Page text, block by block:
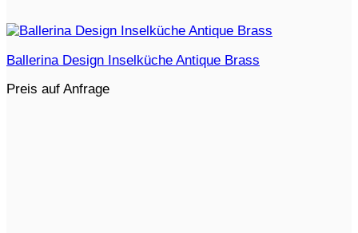
Ballerina Design Inselküche Antique Brass
Preis auf Anfrage